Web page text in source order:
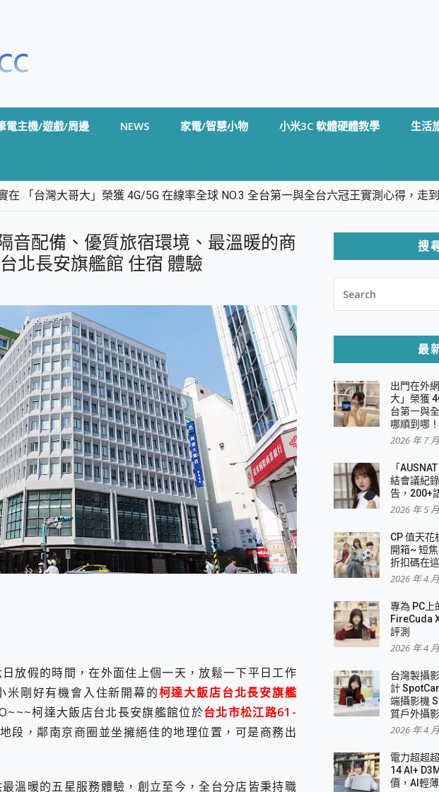
電主機/遊戲/周邊 NEWS 家電/智慧小物 小米3C 軟體硬體教學 生活
在 「台灣大哥大」榮獲 4G/5G 在線率全球 NO.3 全台第一與全台六冠王實測心得，走
機設計的 FireCuda X1070 SSD 固態硬碟開箱 評測
100%全無線設計 SpotCam Solo Eco 太陽能防水雲端攝影機 SpotCam Solo 3 2.5K高
星 Prestige 14 AI+ D3MG-031TW 14吋 開箱評價，AI輕薄商務筆電 Copilot+ PC
~ realme 16 Pro 開箱評價~ 2 億畫素 LumaColor 影像、持久續航與 IP69K 高防護
Ultra系列保護貼怎麼選？imos AR 低反光玻璃、藍寶石鏡頭貼與軍規防摔殼完整開箱評
Xiaomi Watch 5 開箱 評測
LENOVO 聯想 Yoga Book 9 14吋 AI輕薄筆電 開箱 評測
pad 60 系列 與 Moto | Swarovski razr 60 冰藍限定版本 開箱 評測
Master 讓您輕鬆的移除與格式化有防寫保護的隨身碟或SD卡
照的 AI 好幫手! VideoProc Converter AI 新版全解析 × 年末優惠，一篇全看懂
機 RGB藍牙音響 氛圍情境燈 我通通都要！ Starfish 2 幻彩膠囊投影機｜結合「 智慧投
操控體驗 GravaStar Mercury K1 系列 異星機械鍵盤與 Mercury X 系列 輕量無線電競滑
椅子軍師！MSI MPG 491CQP QD-OLED 超寬曲面電競螢幕，多工辦公、爽度滿滿的終
的防護來囉！ imos 首家導入 UL MCV 行銷宣告驗證的手機配件品牌
爽帶回家 歡慶 EaseUS 21 週年到來，「Slogan 海報徵稿活動」好康大放送
認證的 ONPRO MagReact MXs2 5000mAh薄型磁吸無線急速行動電源 開箱 評測
REON POCKET PRO 穿戴式智慧冷暖調溫裝置 開箱 評測
AnyGo全新升級，GO Fest 五折優惠嗨翻天！支援 iOS/Android！
Pro 與 S25 Ultra 誰能滿足全場景拍攝需求？
AI 智慧錄音膠囊~ 您的AI 秘書已上線 每月免費送你 300分鐘轉寫
囉！AGI亞奇雷 AI・Gaming・創作儲存方案登場，趕快來AGI亞奇雷挑戰任務抽 PS5！
充 ONPRO MagReact M5 10000mAh 5合1 磁吸無線急速行動電源 開箱 評測
急便｜行動儲能救車電源】 可靠的旅行夥伴！帶給您優異的安全性與強大供電效能
超多用途「MSI微星 Modern MD272UPSW 27型」 4K IPS 輕薄商用智慧聯網螢幕 開箱
AirPods耳機 三個設備充電一起搞定 ONPRO MagReact™ M3 3 in 1可攜摺疊無線充電
」開放式耳掛耳機，無感配戴! 超穩超服貼，音質、通話也很優質
袋裡的 Zeiss 潮流攝影棚!
! Roborock 衣莉莎白 H1 Neo分子篩洗脫烘 AI 滾筒洗衣機
機 最完美的家 MSI Nest Docking Station 掌機專屬擴充底座 開箱 評測
中嘉寬頻 SoundBox 劇院串流盒 開箱 評測
免費線上去聲器一鍵去除人聲 人聲 音樂分離 2024 消除人聲推薦
音配備、優質旅宿環境、最溫暖的商
北長安旗艦館 住宿 體驗
放假的時間，在外面住上個一天，放鬆一下平日工作
米剛好有機會入住新開幕的柯達大飯店台北長安旗艦
柯達大飯店台北長安旗艦館位於台北市松江路61-
段，鄰南京商圈並坐擁絕佳的地理位置，可是商務出
溫暖的五星服務體驗，創立至今，全台分店皆秉持職
搜
FOR:
最
出門在外
大」榮獲
台第一與
哪順到哪！
2026 年 7
「
結會議紀
告，200+
2026 年 5
CP 值天
開箱~ 短
折扣碼在
2026 年 4
專為 PC上
FireCuda
評測
2026 年 4
台灣製攝
計
端攝影機
質戶外攝
2026 年 4
電力超超
14 AI+
價，AI輕